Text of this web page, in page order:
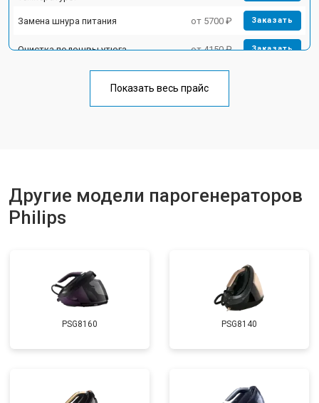
Замена шнура питания от 5700 ₽ Заказать
Очистка подошвы утюга от 4150 ₽ Заказать
Корпусный ремонт (замена резинок,
Профилактическая чистка от 4700 ₽
Показать весь прайс
Другие модели парогенераторов
Philips
PSG8160 PSG8140